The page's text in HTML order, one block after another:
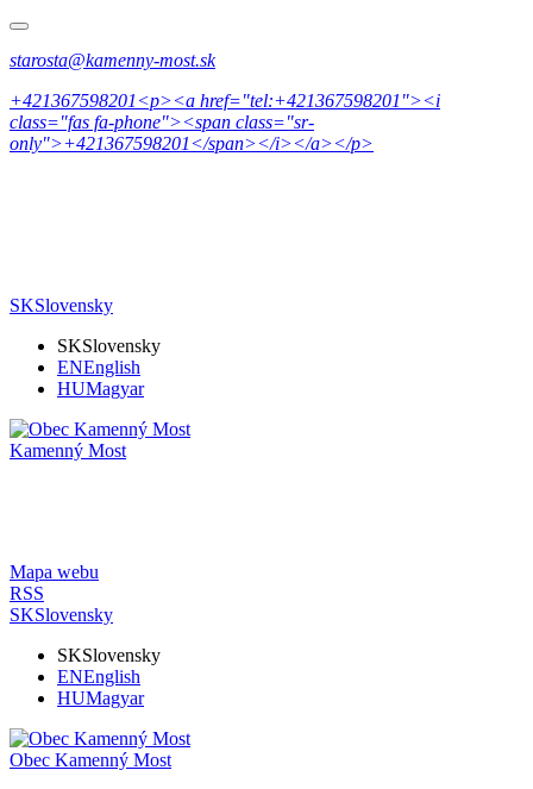
starosta@kamenny-most.sk
+421367598201<p><a href="tel:+421367598201"><i
class="fas fa-phone"><span class="sr-
only">+421367598201</span></i></a></p>
SKSlovensky
SKSlovensky
ENEnglish
HUMagyar
Kamenný Most
Mapa webu
RSS
SKSlovensky
SKSlovensky
ENEnglish
HUMagyar
Obec Kamenný Most